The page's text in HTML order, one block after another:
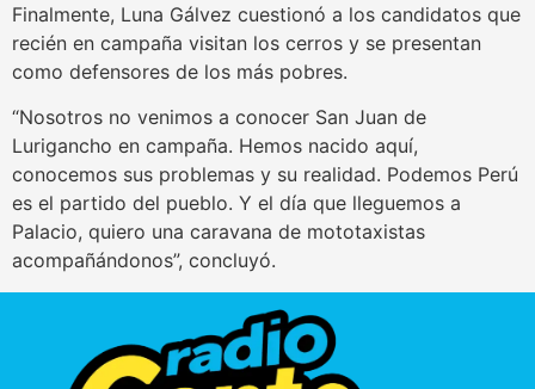
Finalmente, Luna Gálvez cuestionó a los candidatos que
recién en campaña visitan los cerros y se presentan
como defensores de los más pobres.
“Nosotros no venimos a conocer San Juan de
Lurigancho en campaña. Hemos nacido aquí,
conocemos sus problemas y su realidad. Podemos Perú
es el partido del pueblo. Y el día que lleguemos a
Palacio, quiero una caravana de mototaxistas
acompañándonos”, concluyó.